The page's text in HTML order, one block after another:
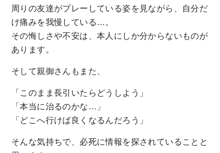
周りの友達がプレーしている姿を見ながら、自分だ
け痛みを我慢している…。
その悔しさや不安は、本人にしか分からないものが
あります。
そして親御さんもまた、
「このまま長引いたらどうしよう」
「本当に治るのかな…」
「どこへ行けば良くなるんだろう」
そんな気持ちで、必死に情報を探されていることと